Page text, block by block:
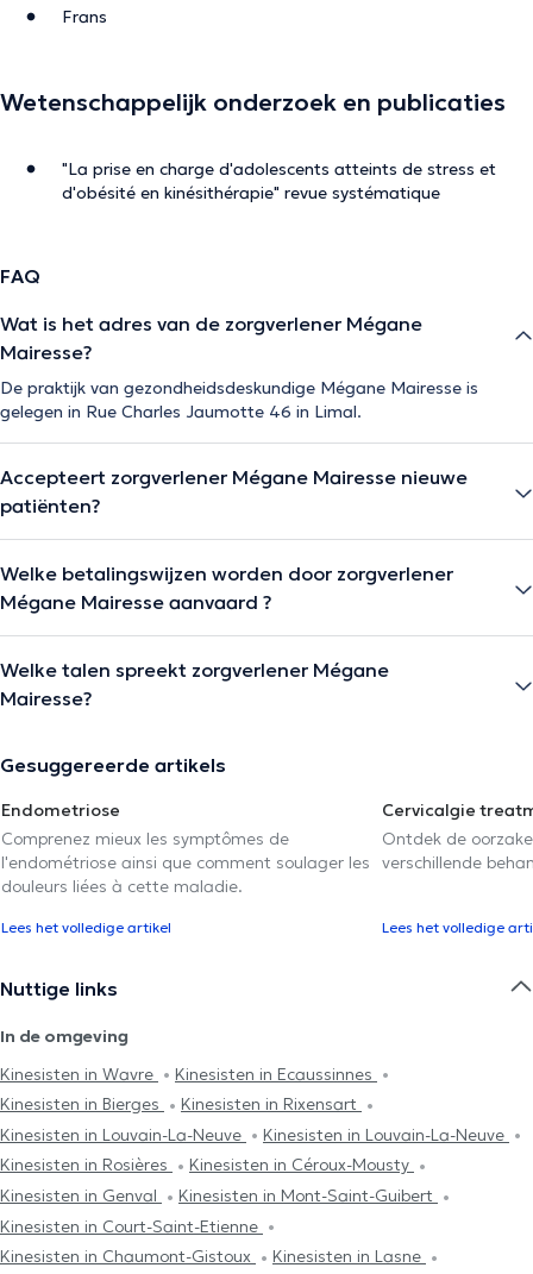
Frans
Wetenschappelijk onderzoek en publicaties
"La prise en charge d'adolescents atteints de stress et
d'obésité en kinésithérapie" revue systématique
FAQ
Wat is het adres van de zorgverlener Mégane
Mairesse?
De praktijk van gezondheidsdeskundige Mégane Mairesse is
gelegen in Rue Charles Jaumotte 46 in Limal.
Accepteert zorgverlener Mégane Mairesse nieuwe
patiënten?
Welke betalingswijzen worden door zorgverlener
Mégane Mairesse aanvaard ?
Welke talen spreekt zorgverlener Mégane
Mairesse?
Gesuggereerde artikels
Endometriose
Comprenez mieux les symptômes de
l'endométriose ainsi que comment soulager les
douleurs liées à cette maladie.
Lees het volledige artikel
Cervicalgie
Ontdek de
verschillende
Lees het volledige
Nuttige links
In de omgeving
Kinesisten in Wavre
Kinesisten in Ecaussinnes
Kinesisten in Bierges
Kinesisten in Rixensart
Kinesisten in Louvain-La-Neuve
Kinesisten in Louvain-La-Neuve
Kinesisten in Rosières
Kinesisten in Céroux-Mousty
Kinesisten in Genval
Kinesisten in Mont-Saint-Guibert
Kinesisten in Court-Saint-Etienne
Kinesisten in Chaumont-Gistoux
Kinesisten in Lasne